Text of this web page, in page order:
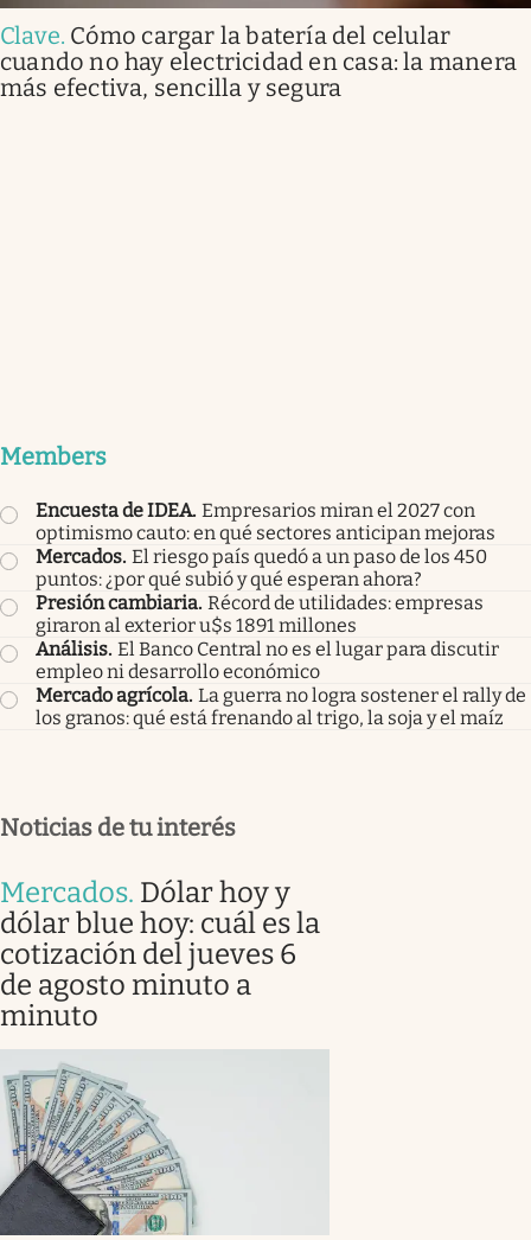
Clave. Cómo cargar la batería del celular
cuando no hay electricidad en casa: la manera
más efectiva, sencilla y segura
Members
Encuesta de IDEA. Empresarios miran el 2027 con
optimismo cauto: en qué sectores anticipan mejoras
Mercados. El riesgo país quedó a un paso de los 450
puntos: ¿por qué subió y qué esperan ahora?
Presión cambiaria. Récord de utilidades: empresas
giraron al exterior u$s 1891 millones
Análisis. El Banco Central no es el lugar para discutir
empleo ni desarrollo económico
Mercado agrícola. La guerra no logra sostener el rally de
los granos: qué está frenando al trigo, la soja y el maíz
Noticias de tu interés
Mercados. Dólar hoy y
dólar blue hoy: cuál es la
cotización del jueves 6
de agosto minuto a
minuto